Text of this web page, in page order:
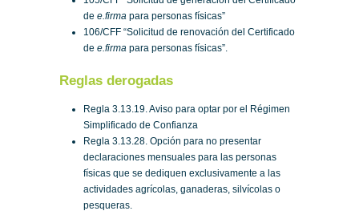
de e.firma para personas físicas”
106/CFF “Solicitud de renovación del Certificado
de e.firma para personas físicas”.
Reglas derogadas
Regla 3.13.19. Aviso para optar por el Régimen
Simplificado de Confianza
Regla 3.13.28. Opción para no presentar
declaraciones mensuales para las personas
físicas que se dediquen exclusivamente a las
actividades agrícolas, ganaderas, silvícolas o
pesqueras.